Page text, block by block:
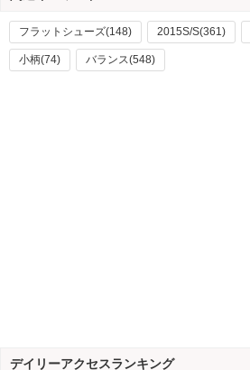
フラットシューズ(148) 2015S/S(361)
小柄(74) バランス(548)
デイリーアクセスランキング